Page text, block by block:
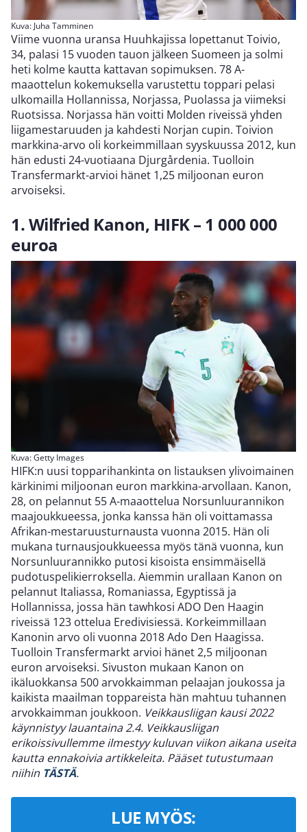
Kuva: Juha Tamminen
Viime vuonna uransa Huuhkajissa lopettanut Toivio,
34, palasi 15 vuoden tauon jälkeen Suomeen ja solmi
heti kolme kautta kattavan sopimuksen. 78 A-
maaottelun kokemuksella varustettu toppari pelasi
ulkomailla Hollannissa, Norjassa, Puolassa ja viimeksi
Ruotsissa. Norjassa hän voitti Molden riveissä yhden
liigamestaruuden ja kahdesti Norjan cupin. Toivion
markkina-arvo oli korkeimmillaan syyskuussa 2012, kun
hän edusti 24-vuotiaana Djurgårdenia. Tuolloin
Transfermarkt-arvioi hänet 1,25 miljoonan euron
arvoiseksi.
1. Wilfried Kanon, HIFK – 1 000 000
euroa
Kuva: Getty Images
HIFK:n uusi topparihankinta on listauksen ylivoimainen
kärkinimi miljoonan euron markkina-arvollaan. Kanon,
28, on pelannut 55 A-maaottelua Norsunluurannikon
maajoukkueessa, jonka kanssa hän oli voittamassa
Afrikan-mestaruusturnausta vuonna 2015. Hän oli
mukana turnausjoukkueessa myös tänä vuonna, kun
Norsunluurannikko putosi kisoista ensimmäisellä
pudotuspelikierroksella. Aiemmin urallaan Kanon on
pelannut Italiassa, Romaniassa, Egyptissä ja
Hollannissa, jossa hän tawhkosi ADO Den Haagin
riveissä 123 ottelua Eredivisiessä. Korkeimmillaan
Kanonin arvo oli vuonna 2018 Ado Den Haagissa.
Tuolloin Transfermarkt arvioi hänet 2,5 miljoonan
euron arvoiseksi. Sivuston mukaan Kanon on
ikäluokkansa 500 arvokkaimman pelaajan joukossa ja
kaikista maailman toppareista hän mahtuu tuhannen
arvokkaimman joukkoon. Veikkausliigan kausi 2022
käynnistyy lauantaina 2.4. Veikkausliigan
erikoissivullemme ilmestyy kuluvan viikon aikana useita
kautta ennakoivia artikkeleita. Pääset tutustumaan
niihin TÄSTÄ.
LUE MYÖS: